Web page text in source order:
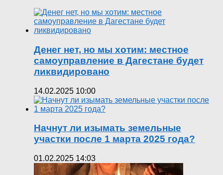
Денег нет, но мы хотим: местное
самоуправление в Дагестане будет
ликвидировано
14.02.2025 10:00
Начнут ли изымать земельные
участки после 1 марта 2025 года?
01.02.2025 14:03